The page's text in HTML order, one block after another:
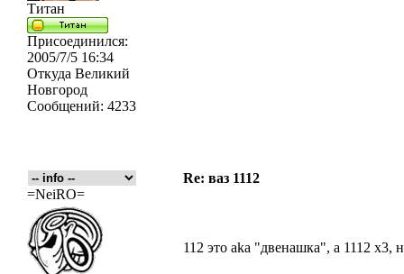
Титан
Присоединился:
2005/7/5 16:34
Откуда Великий
Новгород
Сообщений: 4233
Re: ваз 1112
=NeiRO=
112 это aka "двенашка", а 1112 х3,